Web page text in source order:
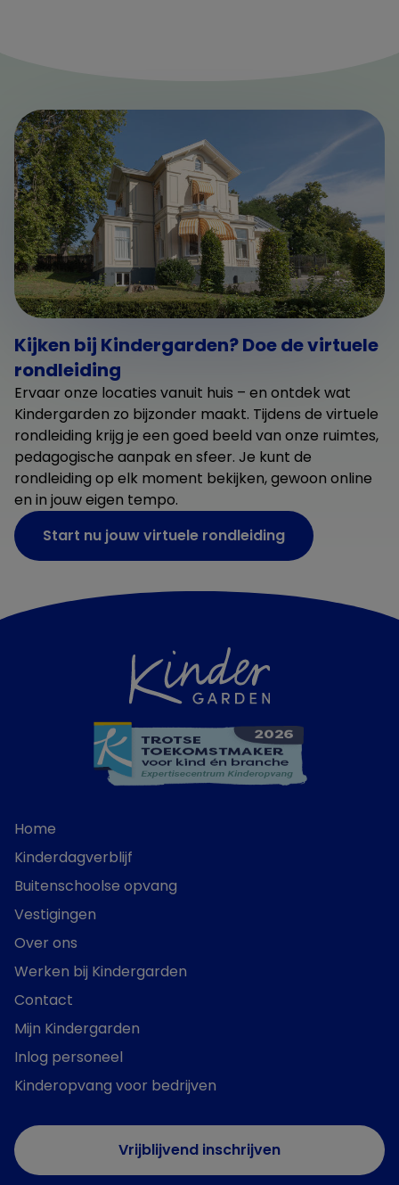
Kijken bij Kindergarden? Doe de virtuele
rondleiding
Ervaar onze locaties vanuit huis – en ontdek wat
Kindergarden zo bijzonder maakt. Tijdens de virtuele
rondleiding krijg je een goed beeld van onze ruimtes,
pedagogische aanpak en sfeer. Je kunt de
rondleiding op elk moment bekijken, gewoon online
en in jouw eigen tempo.
Start nu jouw virtuele rondleiding
Home
Kinderdagverblijf
Buitenschoolse opvang
Vestigingen
Over ons
Werken bij Kindergarden
Contact
Mijn Kindergarden
Inlog personeel
Kinderopvang voor bedrijven
Vrijblijvend inschrijven